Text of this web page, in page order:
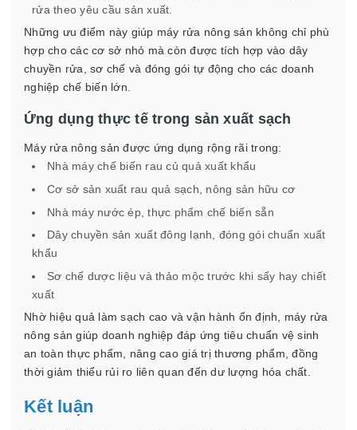
rửa theo yêu cầu sản xuất.
Những ưu điểm này giúp máy rửa nông sản không chỉ phù
hợp cho các cơ sở nhỏ mà còn được tích hợp vào dây
chuyền rửa, sơ chế và đóng gói tự động cho các doanh
nghiệp chế biến lớn.
Ứng dụng thực tế trong sản xuất sạch
Máy rửa nông sản được ứng dụng rộng rãi trong:
Nhà máy chế biến rau củ quả xuất khẩu
Cơ sở sản xuất rau quả sạch, nông sản hữu cơ
Nhà máy nước ép, thực phẩm chế biến sẵn
Dây chuyền sản xuất đông lạnh, đóng gói chuẩn xuất
khẩu
Sơ chế dược liệu và thảo mộc trước khi sấy hay chiết
xuất
Nhờ hiệu quả làm sạch cao và vận hành ổn định, máy rửa
nông sản giúp doanh nghiệp đáp ứng tiêu chuẩn vệ sinh
an toàn thực phẩm, nâng cao giá trị thương phẩm, đồng
thời giảm thiểu rủi ro liên quan đến dư lượng hóa chất.
Kết luận